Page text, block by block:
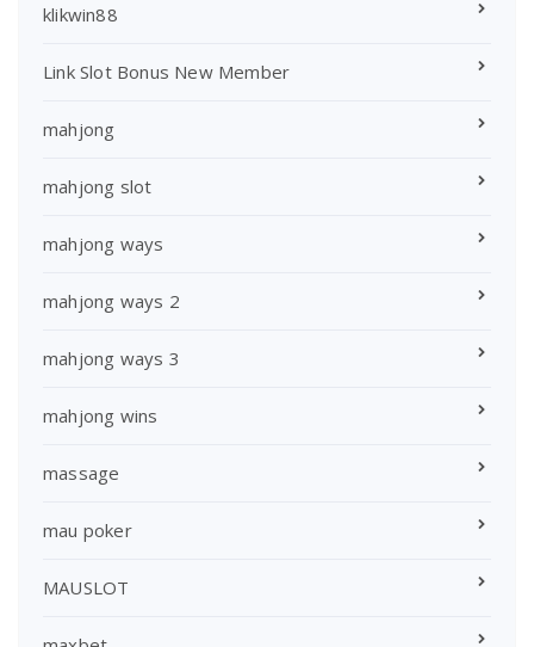
klikwin88
Link Slot Bonus New Member
mahjong
mahjong slot
mahjong ways
mahjong ways 2
mahjong ways 3
mahjong wins
massage
mau poker
MAUSLOT